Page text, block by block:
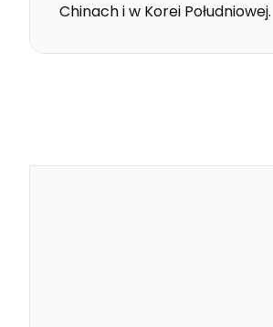
Chinach i w Korei Południowej.